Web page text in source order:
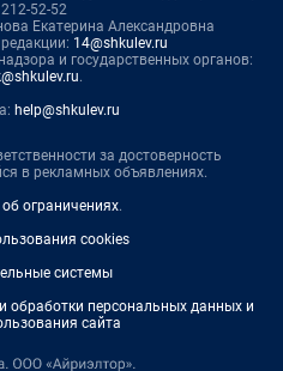
52-52
Екатерина Александровна
14@shkulev.ru
и государственных органов:
.
help@shkulev.ru
за достоверность
в рекламных объявлениях.
ограничениях.
cookies
системы
обработки персональных данных и
сайта